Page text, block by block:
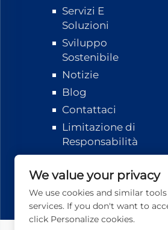
Servizi E
Soluzioni
Sviluppo
Sostenibile
Notizie
Blog
Contattaci
Limitazione di
Responsabilità
Tracciamento
Logistico
We value your privacy
We use cookies and similar
services. If you don't want to
click Personalize cookies.